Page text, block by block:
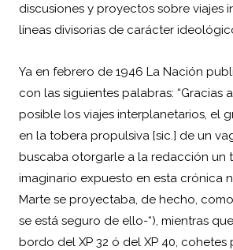
discusiones y proyectos sobre
líneas divisorias de carácter
Ya en febrero de 1946 La Nación
con las siguientes palabras:
posible los viajes interplanetarios, el
en la tobera propulsiva [sic.] de un
buscaba otorgarle a la redacción un
imaginario expuesto en esta crónica
Marte se proyectaba, de hecho,
se está seguro de ello-“), mientras
bordo del XP 32 ó del XP 40,